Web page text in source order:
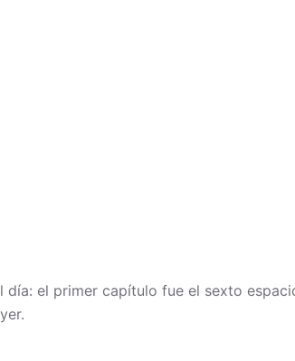
día: el primer capítulo fue el sexto